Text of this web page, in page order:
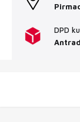
DPD